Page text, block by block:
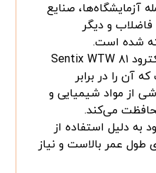
آزمایشگاه‌ها، صنایع
و دیگر
شده است.
الکترود Sentix WTW ۸۱
آن را در برابر
از مواد شیمیایی و
می‌کند.
به دلیل استفاده از
طول عمر بالاست و نیاز